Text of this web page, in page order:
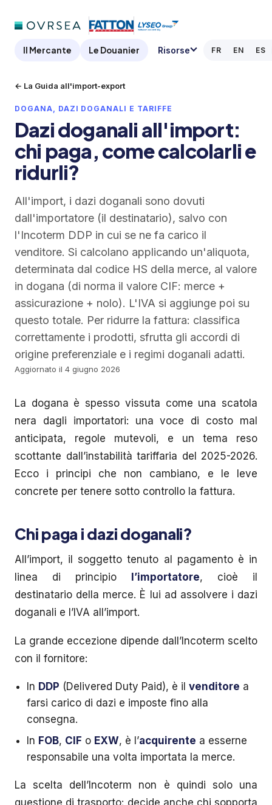
Il Mercante Le Douanier Risorse FR EN ES
← La Guida all'import-export
DOGANA, DAZI DOGANALI E TARIFFE
Dazi doganali all'import:
chi paga, come calcolarli e
ridurli?
All'import, i dazi doganali sono dovuti
dall'importatore (il destinatario), salvo con
l'Incoterm DDP in cui se ne fa carico il
venditore. Si calcolano applicando un'aliquota,
determinata dal codice HS della merce, al valore
in dogana (di norma il valore CIF: merce +
assicurazione + nolo). L'IVA si aggiunge poi su
questo totale. Per ridurre la fattura: classifica
correttamente i prodotti, sfrutta gli accordi di
origine preferenziale e i regimi doganali adatti.
Aggiornato il 4 giugno 2026
La dogana è spesso vissuta come una scatola
nera dagli importatori: una voce di costo mal
anticipata, regole mutevoli, e un tema reso
scottante dall’instabilità tariffaria del 2025-2026.
Ecco i principi che non cambiano, e le leve
concrete per tenere sotto controllo la fattura.
Chi paga i dazi doganali?
All’import, il soggetto tenuto al pagamento è in
linea di principio
l’importatore, cioè il
destinatario della merce. È lui ad assolvere i dazi
doganali e l’IVA all’import.
La grande eccezione dipende dall’Incoterm scelto
con il fornitore:
In DDP (Delivered Duty Paid), è il venditore a
farsi carico di dazi e imposte fino alla
consegna.
In FOB, CIF o EXW, è l’acquirente a esserne
responsabile una volta importata la merce.
La scelta dell’Incoterm non è quindi solo una
questione di trasporto: decide anche chi sopporta